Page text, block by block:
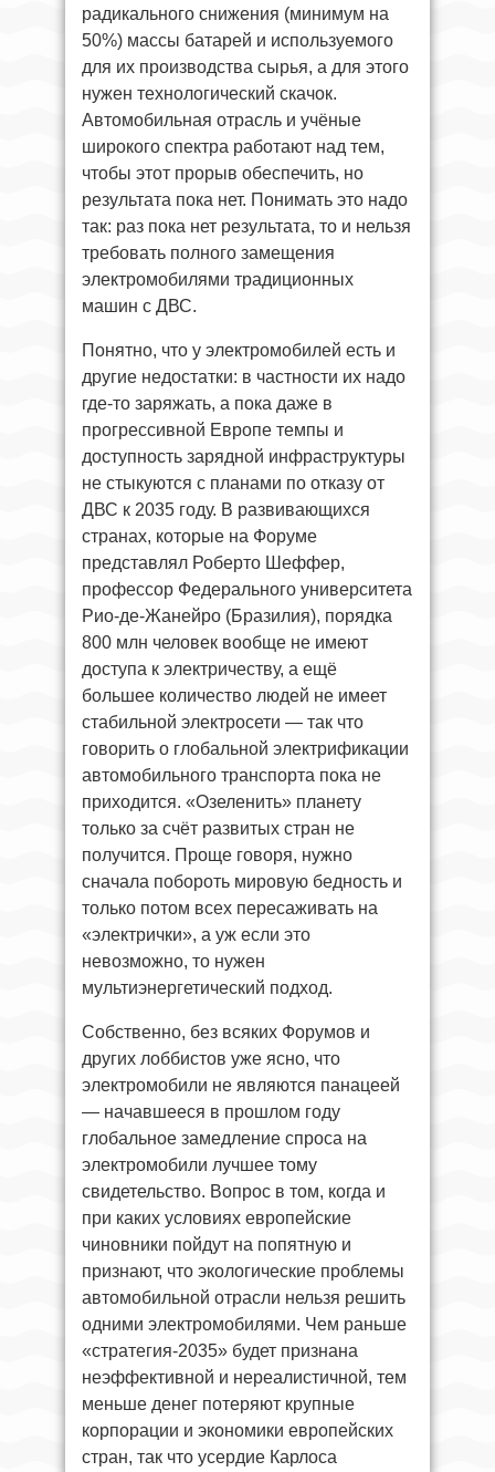
радикального снижения (минимум на
50%) массы батарей и используемого
для их производства сырья, а для этого
нужен технологический скачок.
Автомобильная отрасль и учёные
широкого спектра работают над тем,
чтобы этот прорыв обеспечить, но
результата пока нет. Понимать это надо
так: раз пока нет результата, то и нельзя
требовать полного замещения
электромобилями традиционных
машин с ДВС.
Понятно, что у электромобилей есть и
другие недостатки: в частности их надо
где-то заряжать, а пока даже в
прогрессивной Европе темпы и
доступность зарядной инфраструктуры
не стыкуются с планами по отказу от
ДВС к 2035 году. В развивающихся
странах, которые на Форуме
представлял Роберто Шеффер,
профессор Федерального университета
Рио-де-Жанейро (Бразилия), порядка
800 млн человек вообще не имеют
доступа к электричеству, а ещё
большее количество людей не имеет
стабильной электросети — так что
говорить о глобальной электрификации
автомобильного транспорта пока не
приходится. «Озеленить» планету
только за счёт развитых стран не
получится. Проще говоря, нужно
сначала побороть мировую бедность и
только потом всех пересаживать на
«электрички», а уж если это
невозможно, то нужен
мультиэнергетический подход.
Собственно, без всяких Форумов и
других лоббистов уже ясно, что
электромобили не являются панацеей
— начавшееся в прошлом году
глобальное замедление спроса на
электромобили лучшее тому
свидетельство. Вопрос в том, когда и
при каких условиях европейские
чиновники пойдут на попятную и
признают, что экологические проблемы
автомобильной отрасли нельзя решить
одними электромобилями. Чем раньше
«стратегия-2035» будет признана
неэффективной и нереалистичной, тем
меньше денег потеряют крупные
корпорации и экономики европейских
стран, так что усердие Карлоса